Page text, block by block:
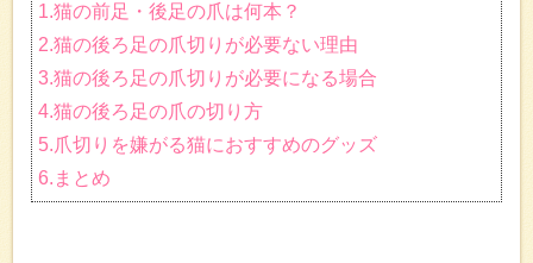
1.猫の前足・後足の爪は何本？
2.猫の後ろ足の爪切りが必要ない理由
3.猫の後ろ足の爪切りが必要になる場合
4.猫の後ろ足の爪の切り方
5.爪切りを嫌がる猫におすすめのグッズ
6.まとめ